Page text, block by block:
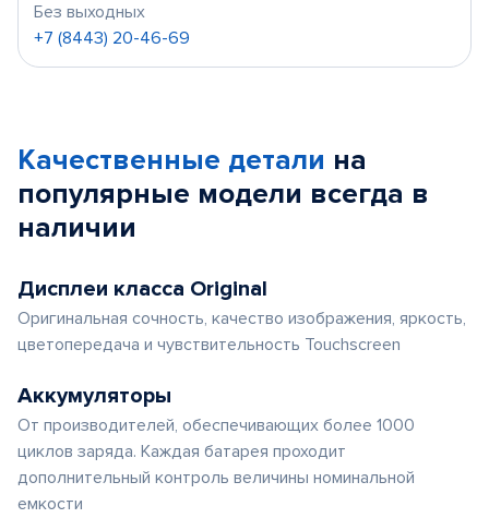
Без выходных
+7 (8443) 20-46-69
Качественные детали на
популярные модели всегда в
наличии
Дисплеи класса Original
Оригинальная сочность, качество изображения, яркость,
цветопередача и чувствительность Touchscreen
Аккумуляторы
От производителей, обеспечивающих более 1000
циклов заряда. Каждая батарея проходит
дополнительный контроль величины номинальной
емкости